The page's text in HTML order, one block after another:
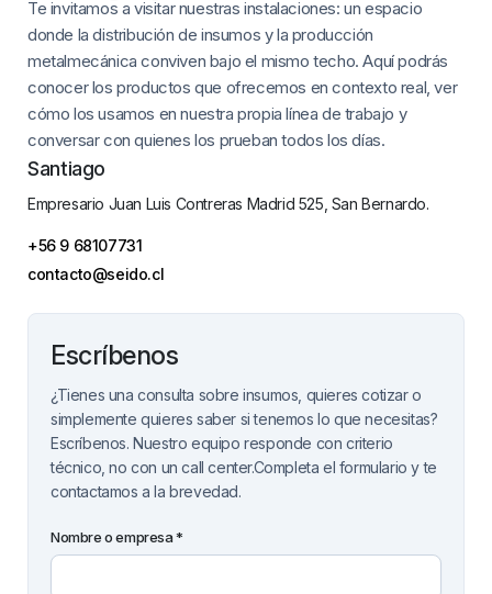
Te invitamos a visitar nuestras instalaciones: un espacio
donde la distribución de insumos y la producción
metalmecánica conviven bajo el mismo techo. Aquí podrás
conocer los productos que ofrecemos en contexto real, ver
cómo los usamos en nuestra propia línea de trabajo y
conversar con quienes los prueban todos los días.
Santiago
Empresario Juan Luis Contreras Madrid 525, San Bernardo.
+56 9 68107731
contacto@seido.cl
Escríbenos
¿Tienes una consulta sobre insumos, quieres cotizar o
simplemente quieres saber si tenemos lo que necesitas?
Escríbenos. Nuestro equipo responde con criterio
técnico, no con un call center.Completa el formulario y te
contactamos a la brevedad.
Nombre o empresa *